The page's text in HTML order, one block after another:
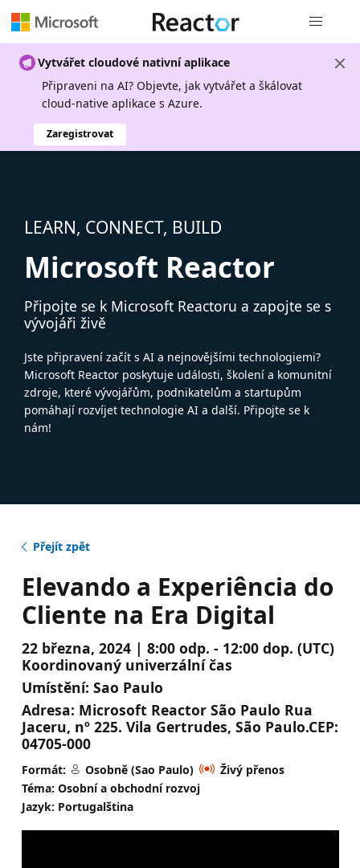
Vytvářet cloudové nativní aplikace
Připraveni na AI? Objevte, jak vytvářet a škálovat
cloud-native aplikace s Azure.
Zaregistrovat
LEARN, CONNECT, BUILD
Microsoft Reactor
Připojte se k Microsoft Reactoru a zapojte se s
vývojáři živě
Jste připravení začít s AI a nejnovějšími technologiemi?
Microsoft Reactor poskytuje události, školení a komunitní
zdroje, které vývojářům, podnikatelům a startupům
pomáhají rozvíjet technologie AI a další. Připojte se k
nám!
Přejít zpět
Elevando a Experiência do
Cliente na Era Digital
22 března, 2024 | 8:00 odp. - 12:00 dop. (UTC)
Koordinovaný univerzální čas
Umístění: Sao Paulo
Adresa: Microsoft Reactor São Paulo Rua
Jaceru, nº 225. Vila Gertrudes, São Paulo.CEP:
04705-000
Formát: Osobně (Sao Paulo)
Živý přenos
Téma: Osobní a obchodní rozvoj
Jazyk: Portugalština